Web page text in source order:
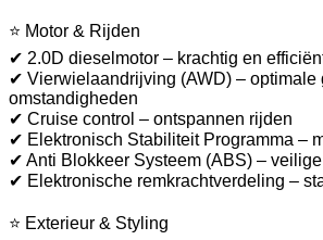
⭐ Motor & Rijden
✔ 2.0D dieselmotor – krachtig en
✔ Vierwielaandrijving (AWD) – optimale
omstandigheden
✔ Cruise control – ontspannen rijden
✔ Elektronisch Stabiliteit Programma –
✔ Anti Blokkeer Systeem (ABS) –
✔ Elektronische remkrachtverdeling –
⭐ Exterieur & Styling